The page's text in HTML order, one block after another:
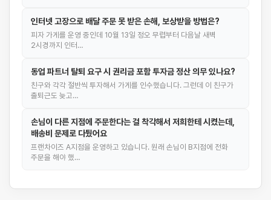
인터넷 고장으로 배달 주문 못 받은 손해, 보상받을 방법은?
피자 가게를 운영 중인데 10월 13일 정오 무렵부터 다음날 새벽
2시경까지 인터…
동업 파트너 탈퇴 요구 시 권리금 포함 투자금 정산 의무 있나요?
친구와 각각 절반씩 투자해서 가게를 인수했습니다. 그런데 이 친구가
출퇴근도 늦고…
손님이 다른 지점에 주문한다는 걸 착각해서 저희한테 시켰는데,
배송비 문제로 다퉜어요
프랜차이즈 A지점을 운영하고 있습니다. 원래 손님이 B지점에 전화
주문을 해야 했…